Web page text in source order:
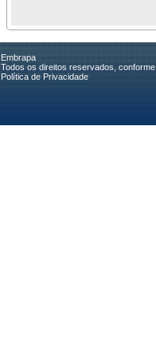
Embrapa
Todos os direitos reservados, conforme
Política de Privacidade